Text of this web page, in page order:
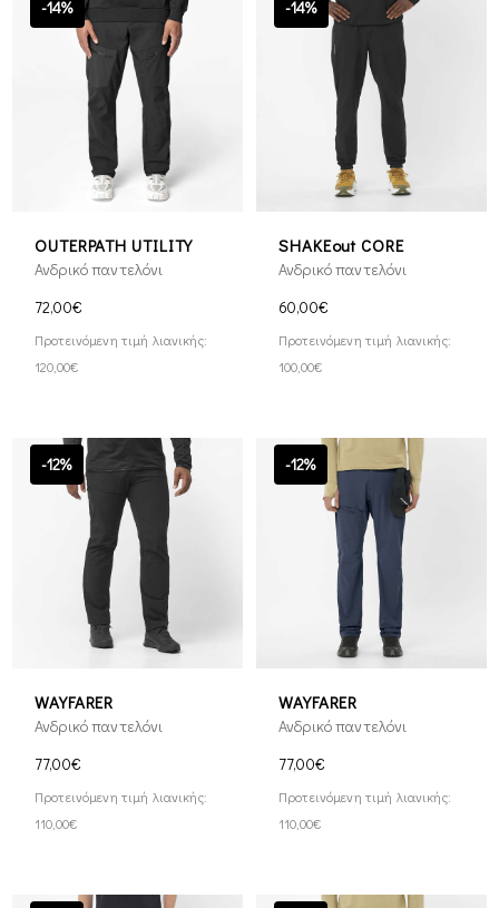
-14%
OUTERPATH UTILITY
Ανδρικό παντελόνι
72,00€
Προτεινόμενη τιμή λιανικής:
120,00€
-14%
SHAKEout CORE
Ανδρικό παντελόνι
60,00€
Προτεινόμενη τιμή λιανικής:
100,00€
-12%
WAYFARER
Ανδρικό παντελόνι
77,00€
Προτεινόμενη τιμή λιανικής:
110,00€
-12%
WAYFARER
Ανδρικό παντελόνι
77,00€
Προτεινόμενη τιμή λιανικής:
110,00€